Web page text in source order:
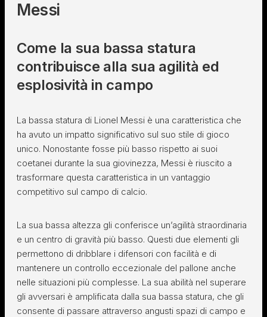
Messi
Come la sua bassa statura
contribuisce alla sua agilità ed
esplosività in campo
La bassa statura di Lionel Messi è una caratteristica che
ha avuto un impatto significativo sul suo stile di gioco
unico. Nonostante fosse più basso rispetto ai suoi
coetanei durante la sua giovinezza, Messi è riuscito a
trasformare questa caratteristica in un vantaggio
competitivo sul campo di calcio.
La sua bassa altezza gli conferisce un’agilità straordinaria
e un centro di gravità più basso. Questi due elementi gli
permettono di dribblare i difensori con facilità e di
mantenere un controllo eccezionale del pallone anche
nelle situazioni più complesse. La sua abilità nel superare
gli avversari è amplificata dalla sua bassa statura, che gli
consente di passare attraverso angusti spazi di campo e